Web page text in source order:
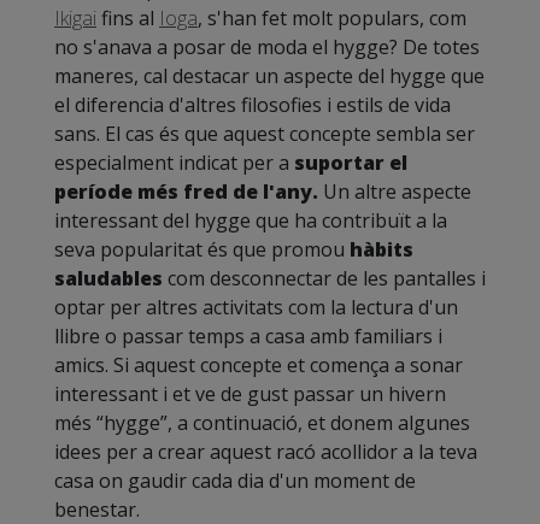
Ikigaifins al Ioga, s'han fet molt populars, com
no s'anava a posar de moda el hygge? De totes
maneres, cal destacar un aspecte del hygge que
el diferencia d'altres filosofies i estils de vida
sans. El cas és que aquest concepte sembla ser
especialment indicat per a suportar el
període més fred de l'any. Un altre aspecte
interessant del hygge que ha contribuït a la
seva popularitat és que promou hàbits
saludables com desconnectar de les pantalles i
optar per altres activitats com la lectura d'un
llibre o passar temps a casa amb familiars i
amics. Si aquest concepte et comença a sonar
interessant i et ve de gust passar un hivern
més “hygge”, a continuació, et donem algunes
idees per a crear aquest racó acollidor a la teva
casa on gaudir cada dia d'un moment de
benestar.